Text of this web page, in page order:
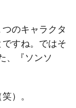
のキャラクタ
すね。ではそ
、『ソンソ
）。